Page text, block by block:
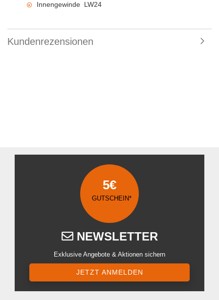
Innengewinde LW24
Kundenrezensionen
5€
GUTSCHEIN*
NEWSLETTER
Exklusive Angebote & Aktionen sichern
JETZT ANMELDEN